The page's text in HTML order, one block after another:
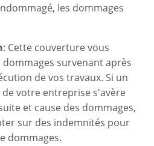
les dommages
: Cette couverture vous
survenant après
de vos travaux. Si un
votre entreprise s'avère
et cause des dommages,
sur des indemnités pour
dommages.